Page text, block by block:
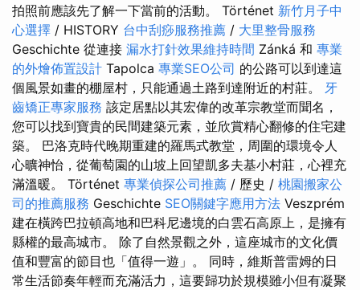
拍照前應該先了解一下當前的活動。 Történet 新竹月子中
心選擇 / HISTORY 台中刮痧服務推薦 / 大里整骨服務
Geschichte 從連接 漏水打針效果維持時間 Zánká 和 專業
的外燴佈置設計 Tapolca 專業SEO公司 的公路可以到達這
個風景如畫的棚屋村，只能通過土路到達附近的村莊。 牙
齒矯正專家服務 該定居點以其宏偉的改革宗教堂而聞名，
您可以找到寶貴的民間建築元素，並欣賞精心翻修的住宅建
築。 巴洛克時代晚期重建的羅馬式教堂，周圍的環境令人
心曠神怡，從葡萄園的山坡上回望凱多夫基小村莊，心裡充
滿溫暖。 Történet 專業偵探公司推薦 / 歷史 / 桃園搬家公
司的推薦服務 Geschichte SEO關鍵字應用方法 Veszprém
建在橫跨巴拉頓高地和巴科尼邊境的白雲石高原上，是擁有
縣權的最高城市。 除了自然景觀之外，這座城市的文化價
值和豐富的節目也「值得一遊」。 同時，維斯普雷姆的日
常生活節奏年輕而充滿活力，這要歸功於規模雖小但有凝聚